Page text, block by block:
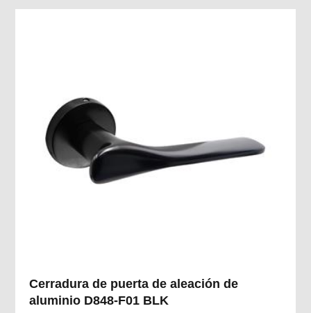
Cerradura de puerta de aleación de
aluminio D848-F01 BLK